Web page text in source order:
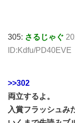
305: さるじゃぐ
ID:Kdfu/PD40EVE
>>302
両立するよ。
入賞フラッシュみ